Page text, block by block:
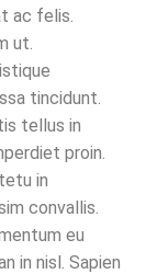
ac felis.
ut.
tincidunt.
tellus in
proin.
in
convallis.
eu
in nisl. Sapien